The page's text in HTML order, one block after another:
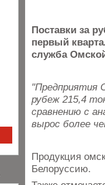
Поставки за
первый
служба
"Предприятия
рубеж 215,4
сравнению с
вырос более
Продукция
Белоруссию.